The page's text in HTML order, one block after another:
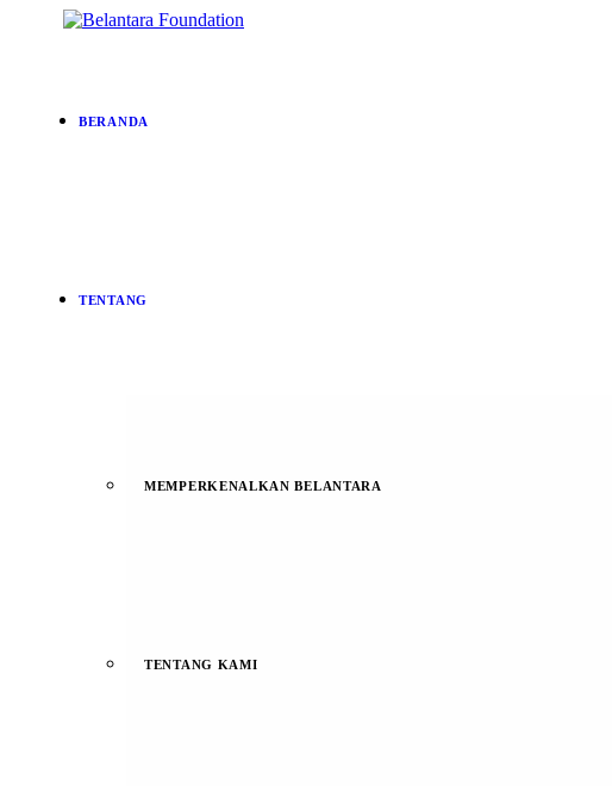
BERANDA
TENTANG
MEMPERKENALKAN BELANTARA
TENTANG KAMI